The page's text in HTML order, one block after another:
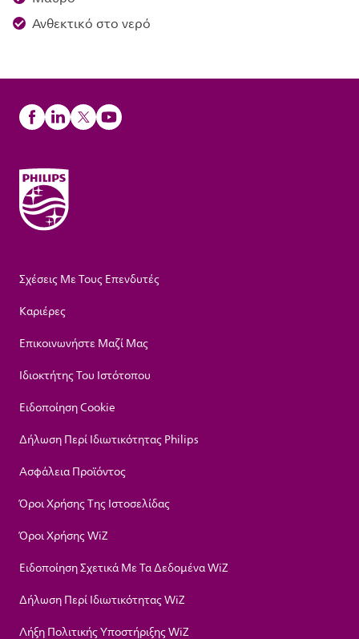
Ανθεκτικό στο νερό
Σχέσεις Με Τους Επενδυτές
Καριέρες
Επικοινωνήστε Μαζί Μας
Ιδιοκτήτης Του Ιστότοπου
Ειδοποίηση Cookie
Δήλωση Περί Ιδιωτικότητας Philips
Ασφάλεια Προϊόντος
Όροι Χρήσης Της Ιστοσελίδας
Όροι Χρήσης WiZ
Ειδοποίηση Σχετικά Με Τα Δεδομένα WiZ
Δήλωση Περί Ιδιωτικότητας WiZ
Λήξη Πολιτικής Υποστήριξης WiZ